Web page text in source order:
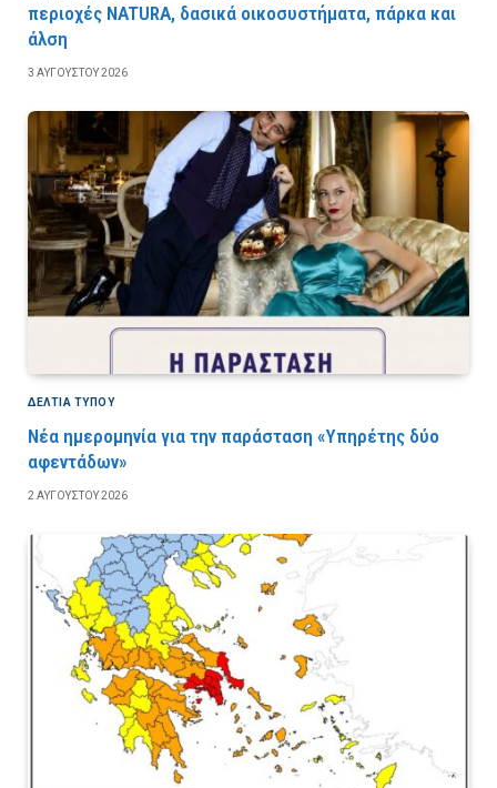
περιοχές NATURA, δασικά οικοσυστήματα, πάρκα και
άλση
3 ΑΥΓΟΎΣΤΟΥ 2026
ΔΕΛΤΙΑ ΤΥΠΟΥ
Νέα ημερομηνία για την παράσταση «Υπηρέτης δύο
αφεντάδων»
2 ΑΥΓΟΎΣΤΟΥ 2026